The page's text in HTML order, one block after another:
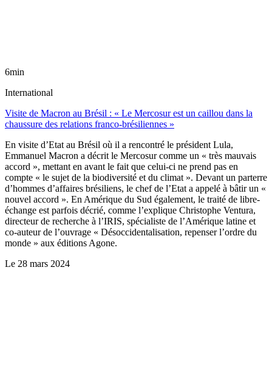
6min
International
Visite de Macron au Brésil : « Le Mercosur est un caillou dans la
chaussure des relations franco-brésiliennes »
En visite d’Etat au Brésil où il a rencontré le président Lula,
Emmanuel Macron a décrit le Mercosur comme un « très mauvais
accord », mettant en avant le fait que celui-ci ne prend pas en
compte « le sujet de la biodiversité et du climat ». Devant un parterre
d’hommes d’affaires brésiliens, le chef de l’Etat a appelé à bâtir un «
nouvel accord ». En Amérique du Sud également, le traité de libre-
échange est parfois décrié, comme l’explique Christophe Ventura,
directeur de recherche à l’IRIS, spécialiste de l’Amérique latine et
co-auteur de l’ouvrage « Désoccidentalisation, repenser l’ordre du
monde » aux éditions Agone.
Le 28 mars 2024